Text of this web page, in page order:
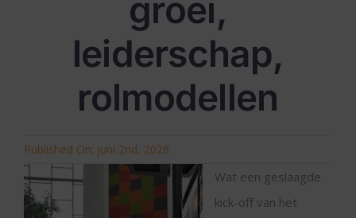
groei,
leiderschap,
rolmodellen
Published On: juni 2nd, 2026
Wat een geslaagde
kick-off van het